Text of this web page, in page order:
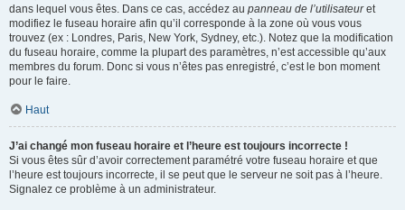
dans lequel vous êtes. Dans ce cas, accédez au panneau de l’utilisateuret
modifiez le fuseau horaire afin qu’il corresponde à la zone où vous vous
trouvez (ex : Londres, Paris, New York, Sydney, etc.). Notez que la modification
du fuseau horaire, comme la plupart des paramètres, n’est accessible qu’aux
membres du forum. Donc si vous n’êtes pas enregistré, c’est le bon moment
pour le faire.
Haut
J’ai changé mon fuseau horaire et l’heure est toujours incorrecte !
Si vous êtes sûr d’avoir correctement paramétré votre fuseau horaire et que
l’heure est toujours incorrecte, il se peut que le serveur ne soit pas à l’heure.
Signalez ce problème à un administrateur.